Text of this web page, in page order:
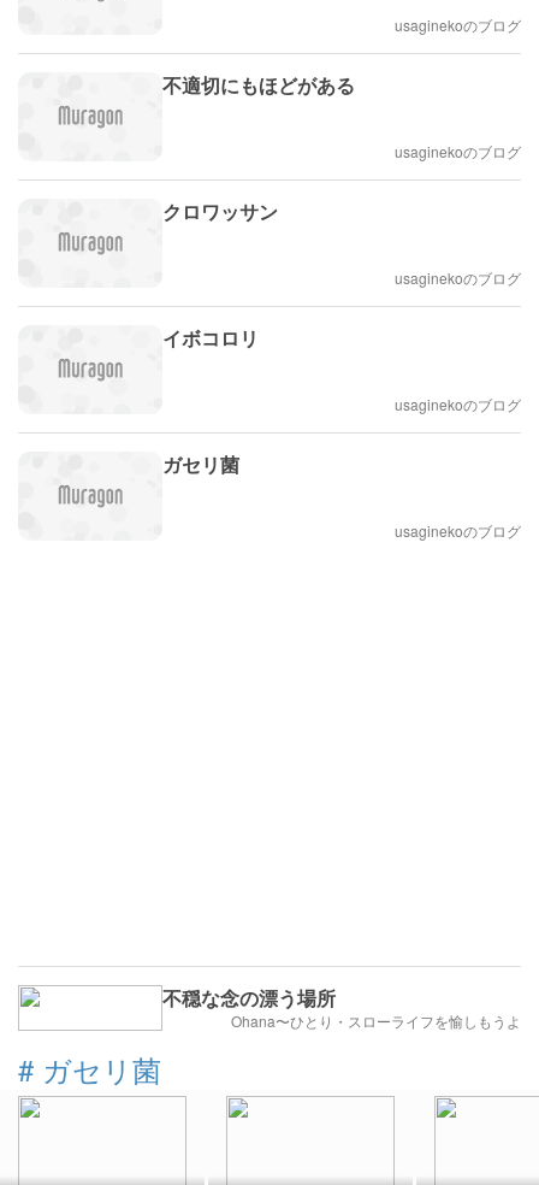
usaginekoのブログ
不適切にもほどがある
usaginekoのブログ
クロワッサン
usaginekoのブログ
イボコロリ
usaginekoのブログ
ガセリ菌
usaginekoのブログ
不穏な念の漂う場所
Ohana〜ひとり・スローライフを愉しもうよ
# ガセリ菌